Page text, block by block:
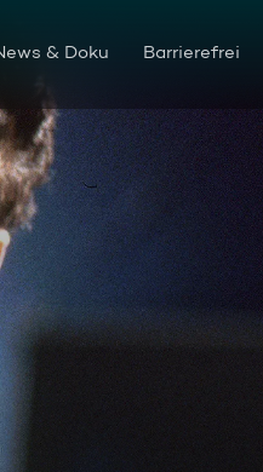
& Doku Barrierefrei